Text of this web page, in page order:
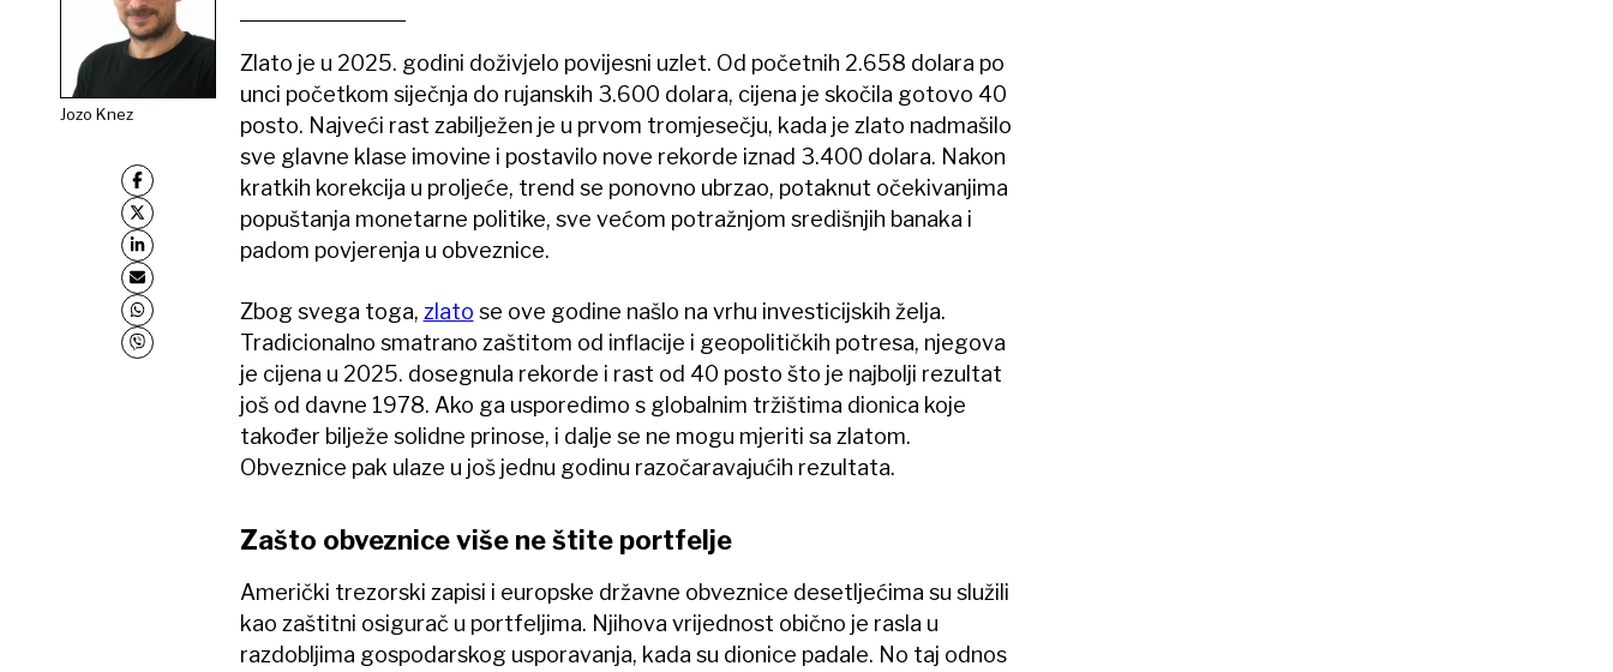
Jozo Knez
Zlato je u 2025. godini doživjelo povijesni uzlet. Od početnih 2.658 dolara po
unci početkom siječnja do rujanskih 3.600 dolara, cijena je skočila gotovo 40
posto. Najveći rast zabilježen je u prvom tromjesečju, kada je zlato nadmašilo
sve glavne klase imovine i postavilo nove rekorde iznad 3.400 dolara. Nakon
kratkih korekcija u proljeće, trend se ponovno ubrzao, potaknut očekivanjima
popuštanja monetarne politike, sve većom potražnjom središnjih banaka i
padom povjerenja u obveznice.
Zbog svega toga, zlato se ove godine našlo na vrhu investicijskih želja.
Tradicionalno smatrano zaštitom od inflacije i geopolitičkih potresa, njegova
je cijena u 2025. dosegnula rekorde i rast od 40 posto što je najbolji rezultat
još od davne 1978. Ako ga usporedimo s globalnim tržištima dionica koje
također bilježe solidne prinose, i dalje se ne mogu mjeriti sa zlatom.
Obveznice pak ulaze u još jednu godinu razočaravajućih rezultata.
Zašto obveznice više ne štite portfelje
Američki trezorski zapisi i europske državne obveznice desetljećima su služili
kao zaštitni osigurač u portfeljima. Njihova vrijednost obično je rasla u
razdobljima gospodarskog usporavanja, kada su dionice padale. No taj odnos